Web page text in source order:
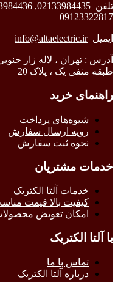
تلفن 02133984435
,
09123322817
ایمیلinfo@altaelectric.ir
آدرس : تهران ، لاله زار
طبقه منفی یک ، پلاک 20
راهنمای خرید
شیوه‌های پرداخت
رویه ارسال سفارش
نحوه ثبت سفارش
خدمات مشتریان
خدمات آلتا الکتریک
کیفیت بالا قیمت
امکان تعویض
با آلتا الکتریک
تماس با ما
درباره آلتا الکتریک